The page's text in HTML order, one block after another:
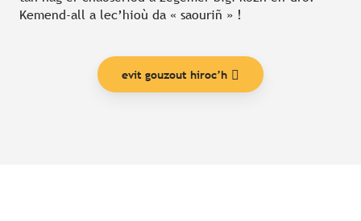
Kemend-all a lec’hioù da « saouriñ » !
evit gouzout hiroc’h